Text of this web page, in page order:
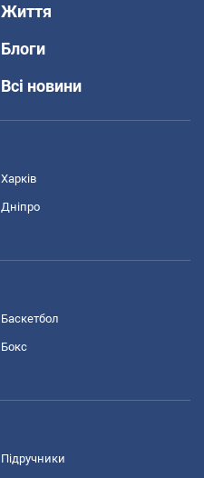
Життя
Блоги
Всі новини
Харків
Дніпро
Баскетбол
Бокс
Підручники